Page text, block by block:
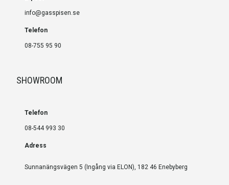
info@gasspisen.se
Telefon
08-755 95 90
SHOWROOM
Telefon
08-544 993 30
Adress
Sunnanängsvägen 5 (Ingång via ELON), 182 46 Enebyberg